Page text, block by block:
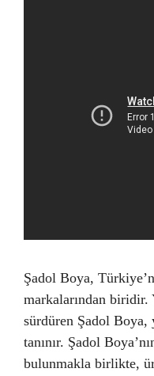
Şadol Boya,
markalarından biridir.
sürdüren Şadol
tanınır. Şadol
bulunmakla birlikte,